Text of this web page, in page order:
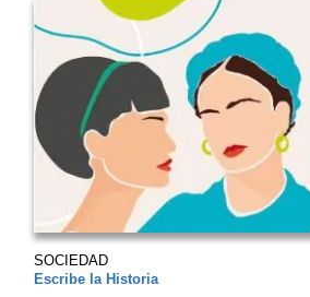
SOCIEDAD
Escribe la Historia